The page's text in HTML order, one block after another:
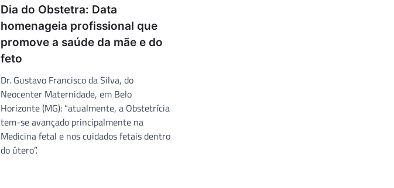
Dia do Obstetra: Data
homenageia profissional que
promove a saúde da mãe e do
feto
Dr. Gustavo Francisco da Silva, do
Neocenter Maternidade, em Belo
Horizonte (MG): “atualmente, a Obstetrícia
tem-se avançado principalmente na
Medicina fetal e nos cuidados fetais dentro
do útero”.